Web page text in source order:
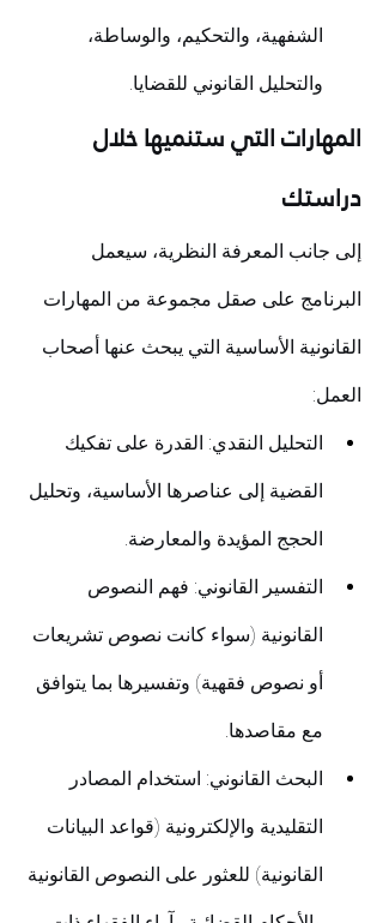
الشفهية، والتحكيم، والوساطة،
والتحليل القانوني للقضايا.
المهارات التي ستنميها خلال
دراستك
إلى جانب المعرفة النظرية، سيعمل
البرنامج على صقل مجموعة من المهارات
القانونية الأساسية التي يبحث عنها أصحاب
العمل:
التحليل النقدي: القدرة على تفكيك
القضية إلى عناصرها الأساسية، وتحليل
الحجج المؤيدة والمعارضة.
التفسير القانوني: فهم النصوص
القانونية (سواء كانت نصوص تشريعات
أو نصوص فقهية) وتفسيرها بما يتوافق
مع مقاصدها.
البحث القانوني: استخدام المصادر
التقليدية والإلكترونية (قواعد البيانات
القانونية) للعثور على النصوص القانونية